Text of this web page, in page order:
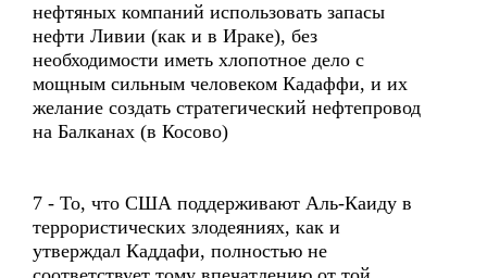
нефтяных компаний использовать запасы
нефти Ливии (как и в Ираке), без
необходимости иметь хлопотное дело с
мощным сильным человеком Кадаффи, и их
желание создать стратегический нефтепровод
на Балканах (в Косово)
7 - То, что США поддерживают Аль-Каиду в
террористических злодеяниях, как и
утверждал Каддафи, полностью не